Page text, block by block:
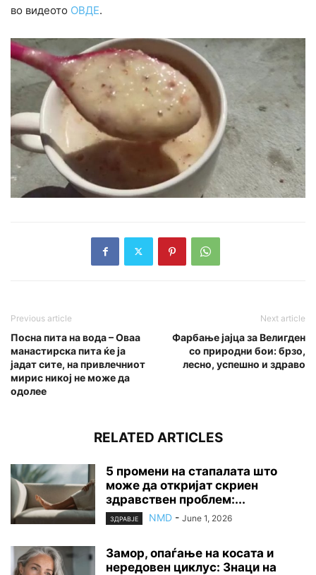
во видеото ОВДЕ.
Previous article
Посна пита на вода – Оваа
манастирска пита ќе ја
јадат сите, на привлечниот
мирис никој не може да
одолее
Next article
Фарбање јајца за Велигден
со природни бои: брзо,
лесно, успешно и здраво
RELATED ARTICLES
5 промени на стапалата што
може да откријат скриен
здравствен проблем:...
ЗДРАВЈЕ NMD - June 1, 2026
Замор, опаѓање на косата и
нередовен циклус: Знаци на